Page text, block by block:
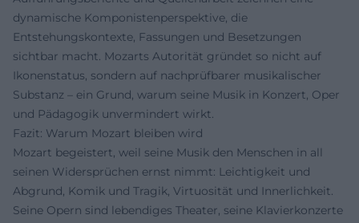
dynamische Komponistenperspektive, die
Entstehungskontexte, Fassungen und Besetzungen
sichtbar macht. Mozarts Autorität gründet so nicht auf
Ikonenstatus, sondern auf nachprüfbarer musikalischer
Substanz – ein Grund, warum seine Musik in Konzert, Oper
und Pädagogik unvermindert wirkt.
Fazit: Warum Mozart bleiben wird
Mozart begeistert, weil seine Musik den Menschen in all
seinen Widersprüchen ernst nimmt: Leichtigkeit und
Abgrund, Komik und Tragik, Virtuosität und Innerlichkeit.
Seine Opern sind lebendiges Theater, seine Klavierkonzerte